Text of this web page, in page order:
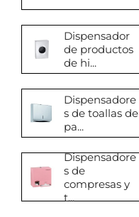
Dispensador
de productos
de hi...
Dispensadore
s de toallas de
pa...
Dispensadore
s de
compresas y
t...